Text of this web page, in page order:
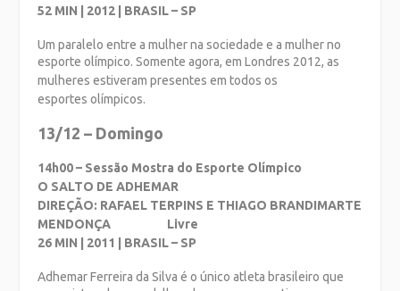
52 MIN | 2012 | BRASIL – SP
Um paralelo entre a mulher na sociedade e a mulher no
esporte olímpico. Somenteagora, em Londres 2012, as
mulheres estiveram presentes em todos os
esportesolímpicos.
13/12 – Domingo
14h00 – Sessão Mostra do Esporte Olímpico
O SALTO DE ADHEMAR
DIREÇÃO: RAFAEL TERPINS E THIAGO BRANDIMARTE
MENDONÇA Livre
26 MIN | 2011 | BRASIL – SP
Adhemar Ferreira da Silva é o único atleta brasileiro que